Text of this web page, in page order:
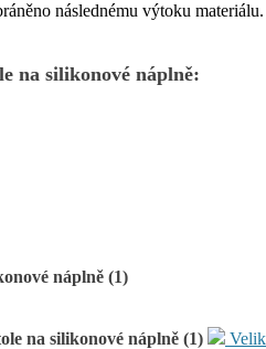
následnému výtoku materiálu.
na silikonové náplně:
náplně (1)
na silikonové náplně (1)